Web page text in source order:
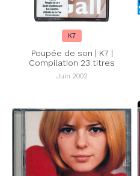
K7
Poupée de son | K7 |
Compilation 23 titres
Juin 2002